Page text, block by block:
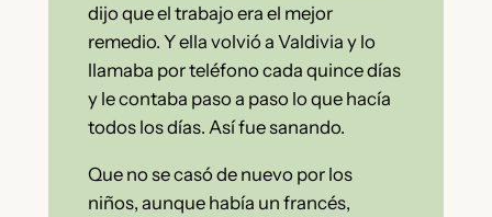
dijo que el trabajo era el mejor
remedio. Y ella volvió a Valdivia y lo
llamaba por teléfono cada quince días
y le contaba paso a paso lo que hacía
todos los días. Así fue sanando.
Que no se casó de nuevo por los
niños, aunque había un francés,